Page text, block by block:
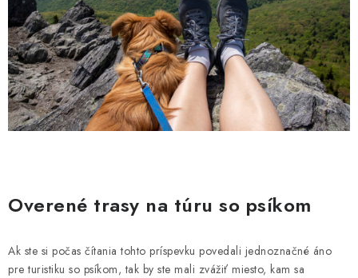
Overené trasy na túru so psíkom
Ak ste si počas čítania tohto príspevku povedali jednoznačné áno
pre turistiku so psíkom, tak by ste mali zvážiť miesto, kam sa